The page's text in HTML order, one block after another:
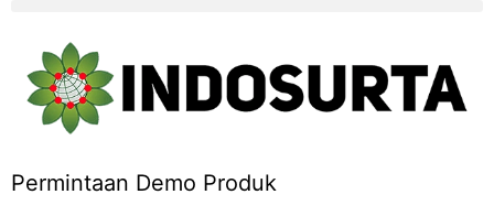
Permintaan Demo Produk